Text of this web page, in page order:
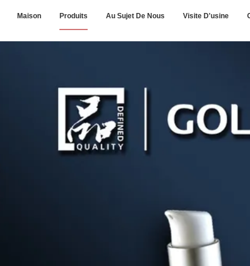
Maison Produits Au Sujet De Nous Visite D'usine